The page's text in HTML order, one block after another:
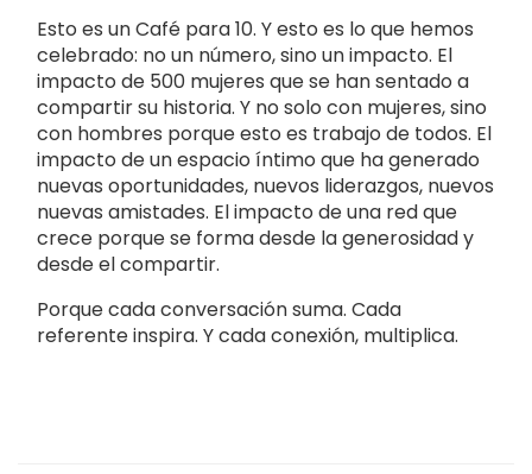
Esto es un Café para 10. Y esto es lo que hemos
celebrado: no un número, sino un impacto. El
impacto de 500 mujeres que se han sentado a
compartir su historia. Y no solo con mujeres, sino
con hombres porque esto es trabajo de todos. El
impacto de un espacio íntimo que ha generado
nuevas oportunidades, nuevos liderazgos, nuevos
nuevas amistades. El impacto de una red que
crece porque se forma desde la generosidad y
desde el compartir.
Porque cada conversación suma. Cada
referente inspira. Y cada conexión, multiplica.